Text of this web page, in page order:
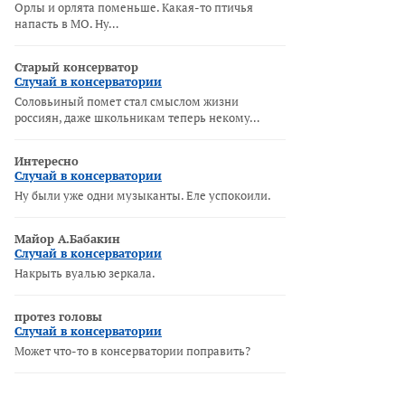
Орлы и орлята поменьше. Какая-то птичья
напасть в МО. Ну…
Старый консерватор
Случай в консерватории
Соловьиный помет стал смыслом жизни
россиян, даже школьникам теперь некому…
Интересно
Случай в консерватории
Ну были уже одни музыканты. Еле успокоили.
Майор А.Бабакин
Случай в консерватории
Накрыть вуалью зеркала.
протез головы
Случай в консерватории
Может что-то в консерватории поправить?